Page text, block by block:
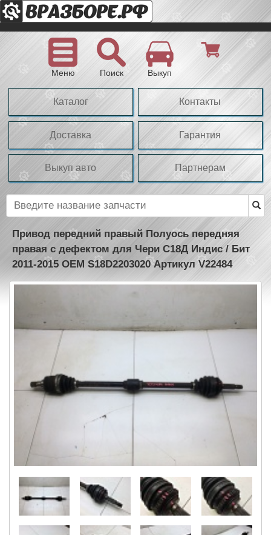
Меню Поиск Выкуп
Каталог Контакты
Доставка Гарантия
Выкуп авто Партнерам
Привод передний правый Полуось передняя
правая с дефектом для Чери С18Д Индис / Бит
2011-2015 OEM S18D2203020 Артикул V22484